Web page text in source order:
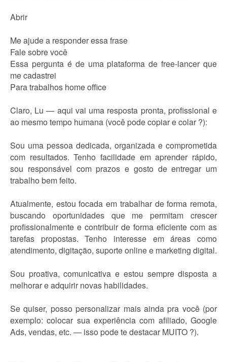
Abrir
Me ajude a responder essa frase
Fale sobre você
Essa pergunta é de uma plataforma de free-lancer que
me cadastrei
Para trabalhos home office
Claro, Lu — aqui vai uma resposta pronta, profissional e
ao mesmo tempo humana (você pode copiar e colar ?):
Sou uma pessoa dedicada, organizada e comprometida
com resultados. Tenho facilidade em aprender rápido,
sou responsável com prazos e gosto de entregar um
trabalho bem feito.
Atualmente, estou focada em trabalhar de forma remota,
buscando oportunidades que me permitam crescer
profissionalmente e contribuir de forma eficiente com as
tarefas propostas. Tenho interesse em áreas como
atendimento, digitação, suporte online e marketing digital.
Sou proativa, comunicativa e estou sempre disposta a
melhorar e adquirir novas habilidades.
Se quiser, posso personalizar mais ainda pra você (por
exemplo: colocar sua experiência com afiliado, Google
Ads, vendas, etc. — isso pode te destacar MUITO ?).